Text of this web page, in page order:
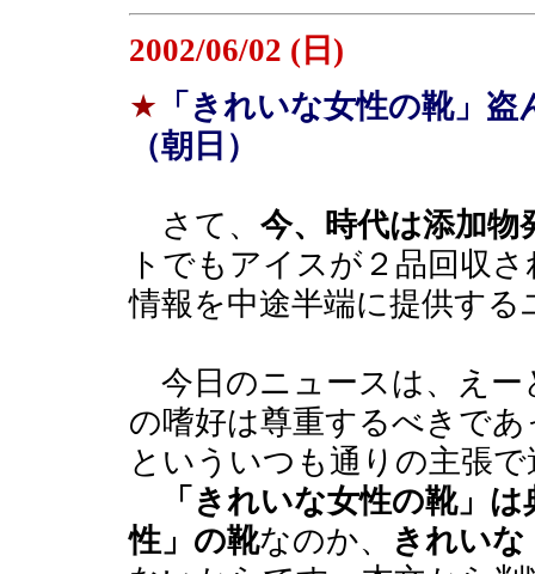
2002/06/02 (日)
★ 「きれいな女性の靴」
（朝日）
さて、 今、時代は添加物
トでもアイスが２品回収
情報を中途半端に提供する
今日のニュースは、えー
の嗜好は尊重するべきで
といういつも通りの主張
「きれいな女性の靴」
性」の靴なのか、
きれいな